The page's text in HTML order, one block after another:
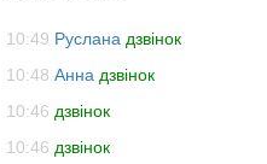
10:49 Руслана дзвінок
10:48 Анна дзвінок
10:46 дзвінок
10:46 дзвінок